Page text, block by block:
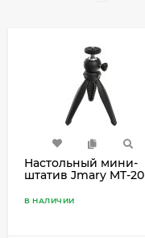
Настольный мини-
штатив Jmary MT-20
В НАЛИЧИИ